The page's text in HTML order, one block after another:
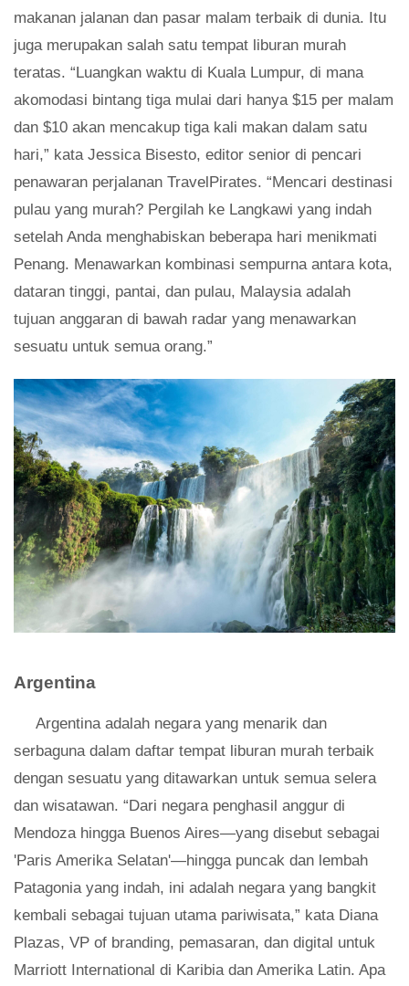
makanan jalanan dan pasar malam terbaik di dunia. Itu
juga merupakan salah satu tempat liburan murah
teratas. “Luangkan waktu di Kuala Lumpur, di mana
akomodasi bintang tiga mulai dari hanya $15 per malam
dan $10 akan mencakup tiga kali makan dalam satu
hari,” kata Jessica Bisesto, editor senior di pencari
penawaran perjalanan TravelPirates. “Mencari destinasi
pulau yang murah? Pergilah ke Langkawi yang indah
setelah Anda menghabiskan beberapa hari menikmati
Penang. Menawarkan kombinasi sempurna antara kota,
dataran tinggi, pantai, dan pulau, Malaysia adalah
tujuan anggaran di bawah radar yang menawarkan
sesuatu untuk semua orang.”
Argentina
Argentina adalah negara yang menarik dan
serbaguna dalam daftar tempat liburan murah terbaik
dengan sesuatu yang ditawarkan untuk semua selera
dan wisatawan. “Dari negara penghasil anggur di
Mendoza hingga Buenos Aires—yang disebut sebagai
'Paris Amerika Selatan'—hingga puncak dan lembah
Patagonia yang indah, ini adalah negara yang bangkit
kembali sebagai tujuan utama pariwisata,” kata Diana
Plazas, VP of branding, pemasaran, dan digital untuk
Marriott International di Karibia dan Amerika Latin. Apa